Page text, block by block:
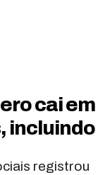
cai em
incluindo
registrou